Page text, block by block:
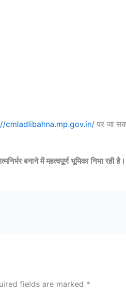
cmladlibahna.mp.gov.in/ पर जा
बनाने में महत्वपूर्ण भूमिका निभा रही है।
fields are marked *